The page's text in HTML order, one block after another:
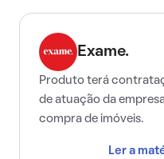
Exame.
Produto terá
de atuação da
compra de imóveis.
Ler a